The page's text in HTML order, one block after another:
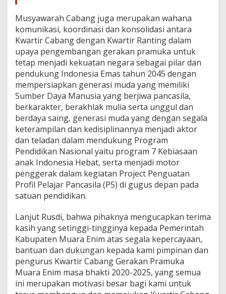
Musyawarah Cabang juga merupakan wahana
komunikasi, koordinasi dan konsolidasi antara
Kwartir Cabang dengan Kwartir Ranting dalam
upaya pengembangan gerakan pramuka untuk
tetap menjadi kekuatan negara sebagai pilar dan
pendukung Indonesia Emas tahun 2045 dengan
mempersiapkan generasi muda yang memiliki
Sumber Daya Manusia yang berjiwa pancasila,
berkarakter, berakhlak mulia serta unggul dan
berdaya saing, generasi muda yang dengan segala
keterampilan dan kedisiplinannya menjadi aktor
dan teladan dalam mendukung Program
Pendidikan Nasional yaitu program 7 Kebiasaan
anak Indonesia Hebat, serta menjadi motor
penggerak dalam kegiatan Project Penguatan
Profil Pelajar Pancasila (P5) di gugus depan pada
satuan pendidikan.
Lanjut Rusdi, bahwa pihaknya mengucapkan terima
kasih yang setinggi-tingginya kepada Pemerintah
Kabupaten Muara Enim atas segala kepercayaan,
bantuan dan dukungan kepada kami pimpinan dan
pengurus Kwartir Cabang Gerakan Pramuka
Muara Enim masa bhakti 2020-2025, yang semua
ini merupakan motivasi besar bagi kami untuk